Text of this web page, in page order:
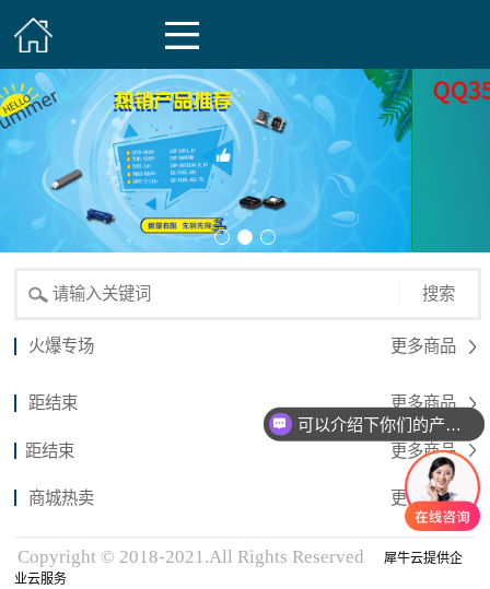
搜索
火爆专场 更多商品
距结束 更多商品
距结束 更多商品
商城热卖 更多商品
Copyright © 2018-2021.All Rights Reserved
犀牛云提供企
业云服务